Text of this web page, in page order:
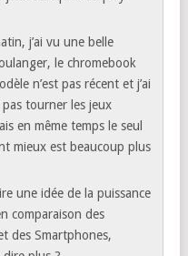
multimédia
store, internet). Mais j’ai
de modèles récents
les prix étaient assez
prendre une Galaxy tab
2 en 1. Je me
spin 11 que j’ai
car j’avais peur qu’il
j’ai vu une belle
le chromebook